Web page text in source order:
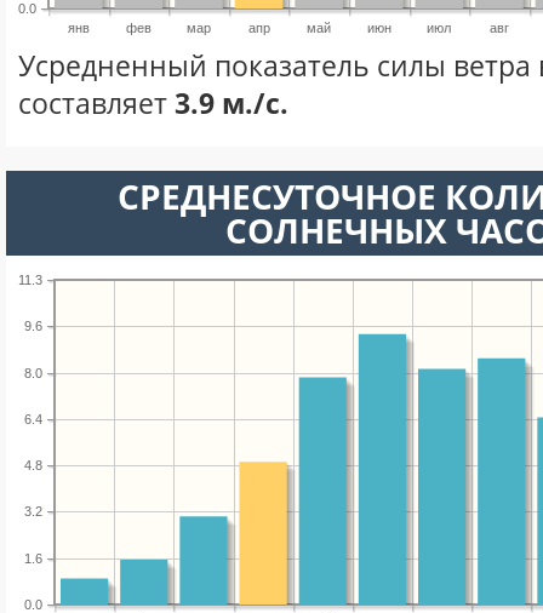
янв фев мар апр май июн июл авг
0.0
Усредненный показатель силы ветра
составляет3.9 м./с.
СРЕДНЕСУТОЧНОЕ
СОЛНЕЧНЫХ
0.0
1.6
3.2
4.8
6.4
8.0
9.6
11.3